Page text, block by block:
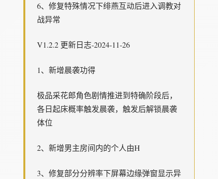
6、修复特殊情况下绯燕互动后进入调教对
战异常
V1.2.2 更新日志-2024-11-26
1、新增晨袭功得
极品采花郎角色剧情推进到特确阶段后，
各日起床概率触发晨袭，触发后解锁晨袭
体位
2、新增男主房间内的个人由H
3、修复部分分辨率下屏幕边缘弹窗显示异